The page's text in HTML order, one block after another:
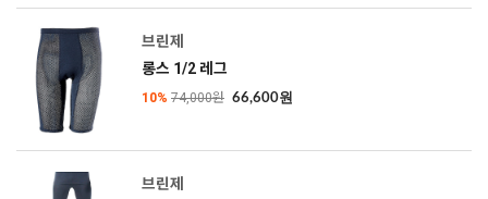
브린제
롱스 1/2 레그
10% 74,000원 66,600원
브린제